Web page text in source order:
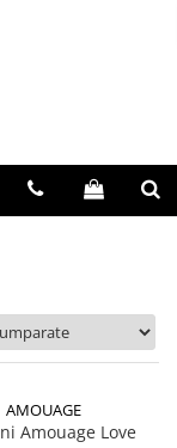
AMOUAGE
Amouage Love